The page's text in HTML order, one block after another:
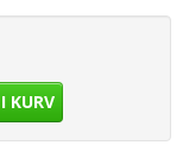
KURV